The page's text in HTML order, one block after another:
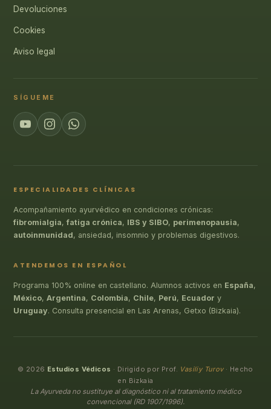
Devoluciones
Cookies
Aviso legal
SÍGUEME
ESPECIALIDADES CLÍNICAS
Acompañamiento ayurvédico en condiciones crónicas:
fibromialgia,fatiga crónica, IBS y SIBO, perimenopausia,
autoinmunidad, ansiedad, insomnio y problemas digestivos.
ATENDEMOS EN ESPAÑOL
Programa 100% online en castellano. Alumnos activos en España,
México, Argentina, Colombia, Chile, Perú, Ecuador y
Uruguay. Consulta presencial en Las Arenas, Getxo (Bizkaia).
© 2026 Estudios Védicos · Dirigido por Prof. Vasiliy Turov· Hecho
en Bizkaia
La Ayurveda no sustituye al diagnóstico ni al tratamiento médico
convencional (RD 1907/1996).